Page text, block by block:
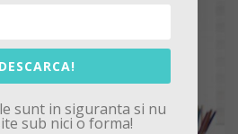
DESCARCA!
sunt in siguranta si nu
sub nici o forma!